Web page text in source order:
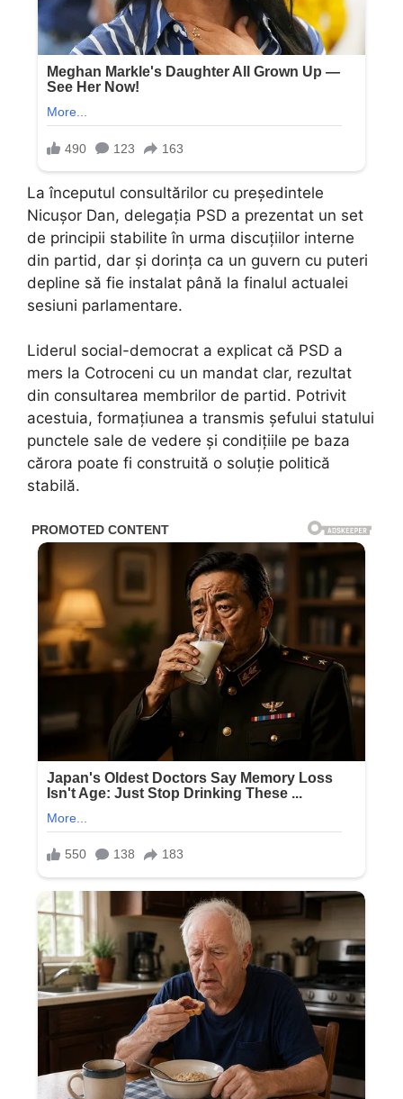
La începutul consultărilor cu președintele
Nicușor Dan, delegația PSD a prezentat un set
de principii stabilite în urma discuțiilor interne
din partid, dar și dorința ca un guvern cu puteri
depline să fie instalat până la finalul actualei
sesiuni parlamentare.
Liderul social-democrat a explicat că PSD a
mers la Cotroceni cu un mandat clar, rezultat
din consultarea membrilor de partid. Potrivit
acestuia, formațiunea a transmis șefului statului
punctele sale de vedere și condițiile pe baza
cărora poate fi construită o soluție politică
stabilă.